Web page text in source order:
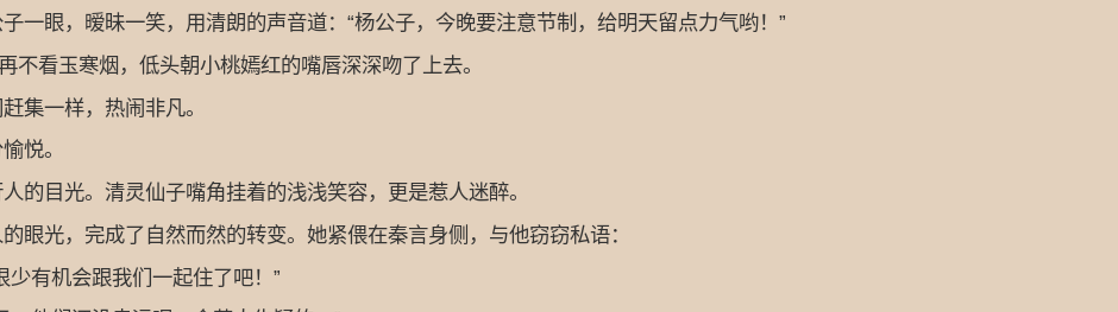
眼，暧昧一笑，用清朗的声音道：“杨公子，今晚要注意节制，给明天留点力气哟！”
看玉寒烟，低头朝小桃嫣红的嘴唇深深吻了上去。
一样，热闹非凡。
悦。
目光。清灵仙子嘴角挂着的浅浅笑容，更是惹人迷醉。
光，完成了自然而然的转变。她紧偎在秦言身侧，与他窃窃私语：
有机会跟我们一起住了吧！”